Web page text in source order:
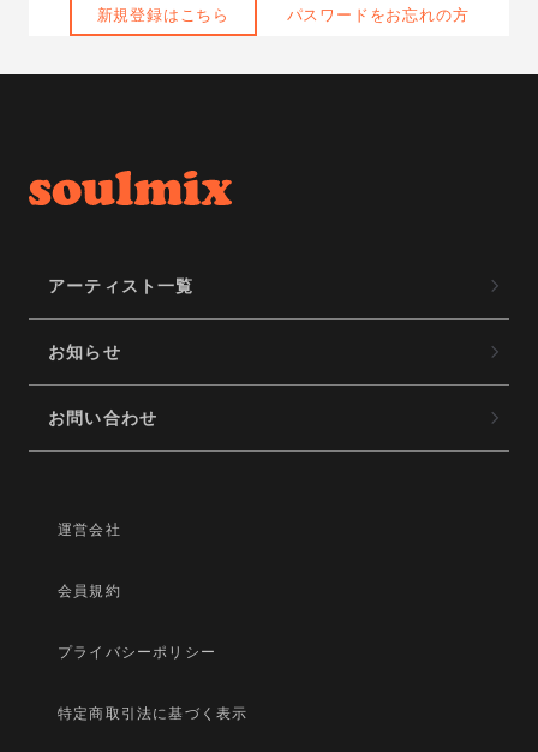
新規登録はこちら パスワードをお忘れの方
アーティスト一覧
お知らせ
お問い合わせ
運営会社
会員規約
プライバシーポリシー
特定商取引法に基づく表示